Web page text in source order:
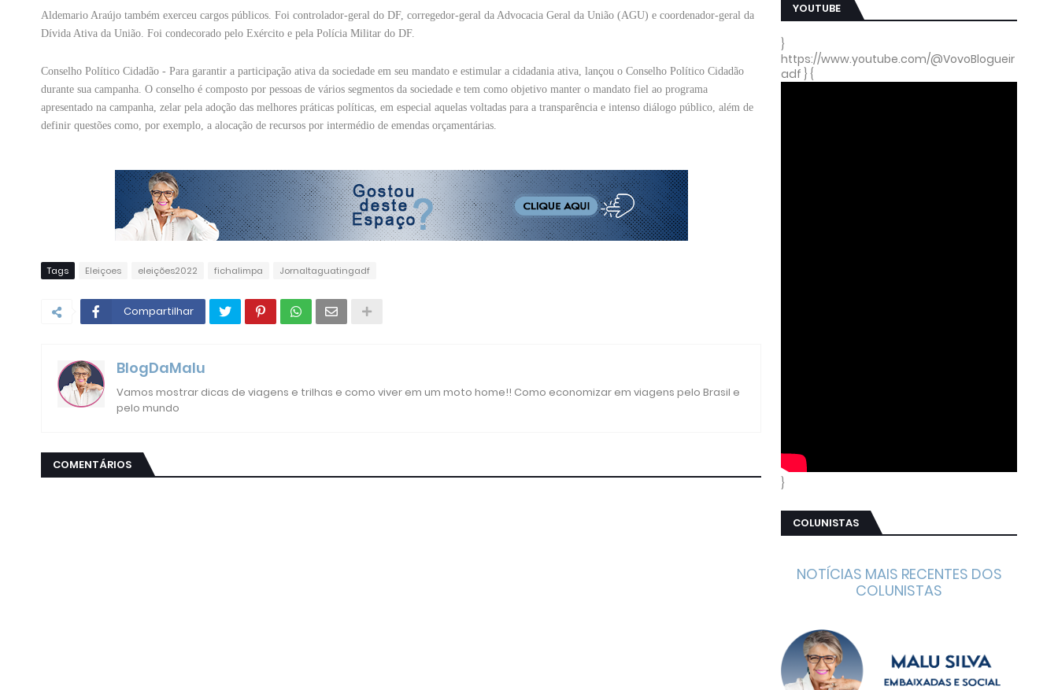
Aldemario Araújo também exerceu cargos públicos. Foi controlador-geral do DF, corregedor-geral da Advocacia Geral da União (AGU) e coordenador-geral da
Dívida Ativa da União. Foi condecorado pelo Exército e pela Polícia Militar do DF.
Conselho Político Cidadão - Para garantir a participação ativa da sociedade em seu mandato e estimular a cidadania ativa, lançou o Conselho Político Cidadão
durante sua campanha. O conselho é composto por pessoas de vários segmentos da sociedade e tem como objetivo manter o mandato fiel ao programa
apresentado na campanha, zelar pela adoção das melhores práticas políticas, em especial aquelas voltadas para a transparência e intenso diálogo público, além de
definir questões como, por exemplo, a alocação de recursos por intermédio de emendas orçamentárias.
Tags Eleiçoes eleições2022 fichalimpa Jornaltaguatingadf
Compartilhar
BlogDaMalu
Vamos mostrar dicas de viagens e trilhas e como viver em um moto home!! Como economizar em viagens pelo Brasil e
pelo mundo
COMENTÁRIOS
YOUTUBE
}
https://www.youtube.com/@VovoBlogueir
adf } {
}
COLUNISTAS
NOTÍCIAS MAIS RECENTES DOS
COLUNISTAS